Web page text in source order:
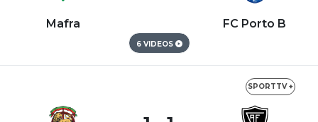
Mafra FC Porto B
6 VIDEOS
SPORTTV +